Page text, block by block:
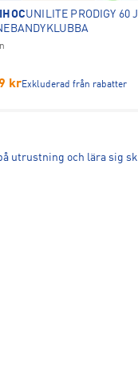
UNILITE PRODIGY 60
krExkluderad från rabatter
utrustning och lära sig